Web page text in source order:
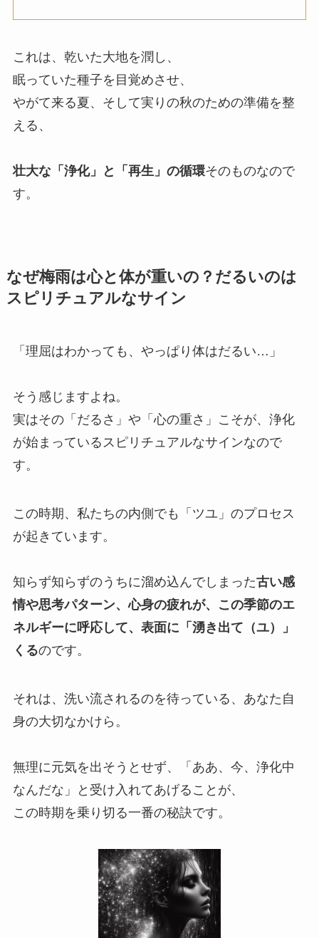
これは、乾いた大地を潤し、
眠っていた種子を目覚めさせ、
やがて来る夏、そして実りの秋のための準備を整
える、
壮大な「浄化」と「再生」の循環そのものなので
す。
なぜ梅雨は心と体が重いの？だるいのは
スピリチュアルなサイン
「理屈はわかっても、やっぱり体はだるい…」
そう感じますよね。
実はその「だるさ」や「心の重さ」こそが、浄化
が始まっているスピリチュアルなサインなので
す。
この時期、私たちの内側でも「ツユ」のプロセス
が起きています。
知らず知らずのうちに溜め込んでしまった古い感
情や思考パターン、心身の疲れが、この季節のエ
ネルギーに呼応して、表面に「湧き出て（ユ）」
くるのです。
それは、洗い流されるのを待っている、あなた自
身の大切なかけら。
無理に元気を出そうとせず、「ああ、今、浄化中
なんだな」と受け入れてあげることが、
この時期を乗り切る一番の秘訣です。